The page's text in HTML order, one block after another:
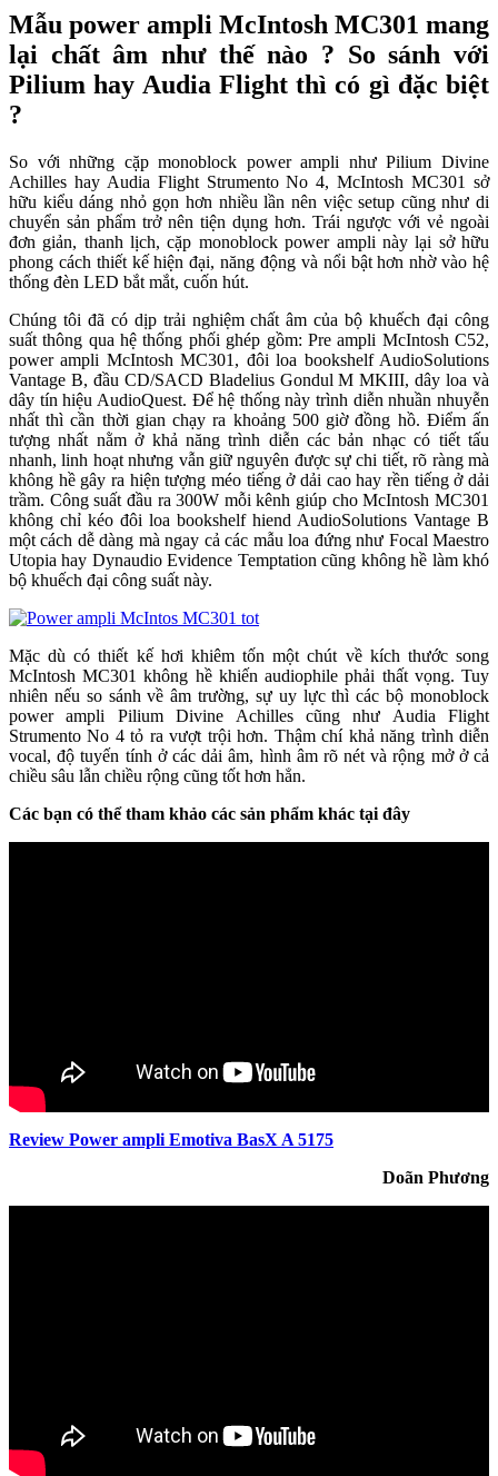
Mẫu power ampli McIntosh MC301 mang
lại chất âm như thế nào ? So sánh với
Pilium hay Audia Flight thì có gì đặc biệt
?
So với những cặp monoblock power ampli như Pilium Divine
Achilles hay Audia Flight Strumento No 4, McIntosh MC301 sở
hữu kiểu dáng nhỏ gọn hơn nhiều lần nên việc setup cũng như di
chuyển sản phẩm trở nên tiện dụng hơn. Trái ngược với vẻ ngoài
đơn giản, thanh lịch, cặp monoblock power ampli này lại sở hữu
phong cách thiết kế hiện đại, năng động và nổi bật hơn nhờ vào hệ
thống đèn LED bắt mắt, cuốn hút.
Chúng tôi đã có dịp trải nghiệm chất âm của bộ khuếch đại công
suất thông qua hệ thống phối ghép gồm: Pre ampli McIntosh C52,
power ampli McIntosh MC301, đôi loa bookshelf AudioSolutions
Vantage B, đầu CD/SACD Bladelius Gondul M MKIII, dây loa và
dây tín hiệu AudioQuest. Để hệ thống này trình diễn nhuần nhuyễn
nhất thì cần thời gian chạy ra khoảng 500 giờ đồng hồ. Điểm ấn
tượng nhất nằm ở khả năng trình diễn các bản nhạc có tiết tấu
nhanh, linh hoạt nhưng vẫn giữ nguyên được sự chi tiết, rõ ràng mà
không hề gây ra hiện tượng méo tiếng ở dải cao hay rền tiếng ở dải
trầm. Công suất đầu ra 300W mỗi kênh giúp cho McIntosh MC301
không chỉ kéo đôi loa bookshelf hiend AudioSolutions Vantage B
một cách dễ dàng mà ngay cả các mẫu loa đứng như Focal Maestro
Utopia hay Dynaudio Evidence Temptation cũng không hề làm khó
bộ khuếch đại công suất này.
Mặc dù có thiết kế hơi khiêm tốn một chút về kích thước song
McIntosh MC301 không hề khiến audiophile phải thất vọng. Tuy
nhiên nếu so sánh về âm trường, sự uy lực thì các bộ monoblock
power ampli Pilium Divine Achilles cũng như Audia Flight
Strumento No 4 tỏ ra vượt trội hơn. Thậm chí khả năng trình diễn
vocal, độ tuyến tính ở các dải âm, hình âm rõ nét và rộng mở ở cả
chiều sâu lẫn chiều rộng cũng tốt hơn hẳn.
Các bạn có thể tham khảo các sản phẩm khác tại đây
Review Power ampli Emotiva BasX A 5175
Doãn Phương